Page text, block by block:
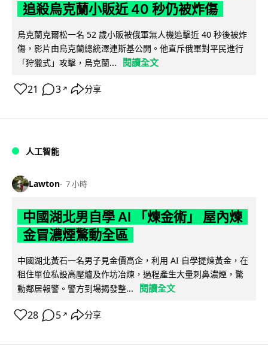
追殺烏克蘭小販近 40 秒仍被炸傷
烏克蘭克爾松一名 52 歲小販被俄軍無人機追擊近 40 秒後被炸
傷，影片由烏克蘭總統澤連斯基公開。他直斥俄軍對平民進行
「狩獵式」攻擊，烏克蘭...
閱讀全文
21 3 ↗ 分享
人工智能
Lawton 7 小時
中國湖北男自學 AI 「煉金術」 屋內煉
金冒濃煙驚動全區
中國湖北黃石一名男子見金價高企，利用 AI 自學提煉黃金，在
租住單位私設高壓爐及作坊冶煉，過程產生大量刺鼻濃煙，驚
動鄰居報警。警方到場揭發整...
閱讀全文
28 5 ↗ 分享